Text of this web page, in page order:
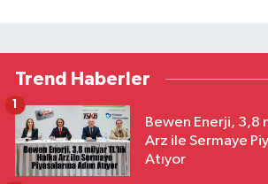
Trend Haberler
Bewen Enerji, 3,8
Arz ile Sermaye
Atıyor
1